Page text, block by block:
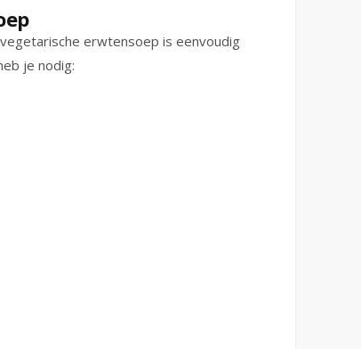
erwtensoep is eenvoudig
je nodig: